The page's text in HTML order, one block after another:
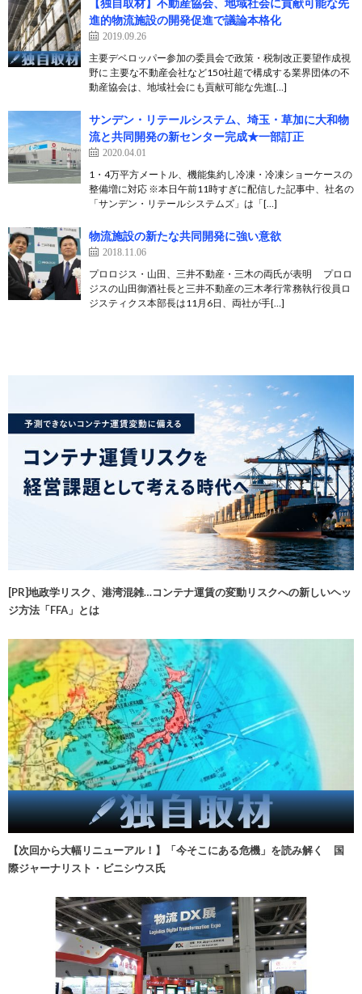
【独自取材】不動産協会、地域社会に貢献可能な先
進的物流施設の開発促進で議論本格化
2019.09.26
主要デベロッパー参加の委員会で政策・税制改正要望作成視
野に 主要な不動産会社など150社超で構成する業界団体の不
動産協会は、地域社会にも貢献可能な先進[…]
サンデン・リテールシステム、埼玉・草加に大和物
流と共同開発の新センター完成★一部訂正
2020.04.01
1・4万平方メートル、機能集約し冷凍・冷凍ショーケースの
整備増に対応 ※本日午前11時すぎに配信した記事中、社名の
「サンデン・リテールシステムズ」は「[…]
物流施設の新たな共同開発に強い意欲
2018.11.06
プロロジス・山田、三井不動産・三木の両氏が表明 プロロ
ジスの山田御酒社長と三井不動産の三木孝行常務執行役員ロ
ジスティクス本部長は11月6日、両社が手[…]
[PR]地政学リスク、港湾混雑…コンテナ運賃の変動リスクへの新しいヘッ
ジ方法「FFA」とは
【次回から大幅リニューアル！】「今そこにある危機」を読み解く 国
際ジャーナリスト・ビニシウス氏